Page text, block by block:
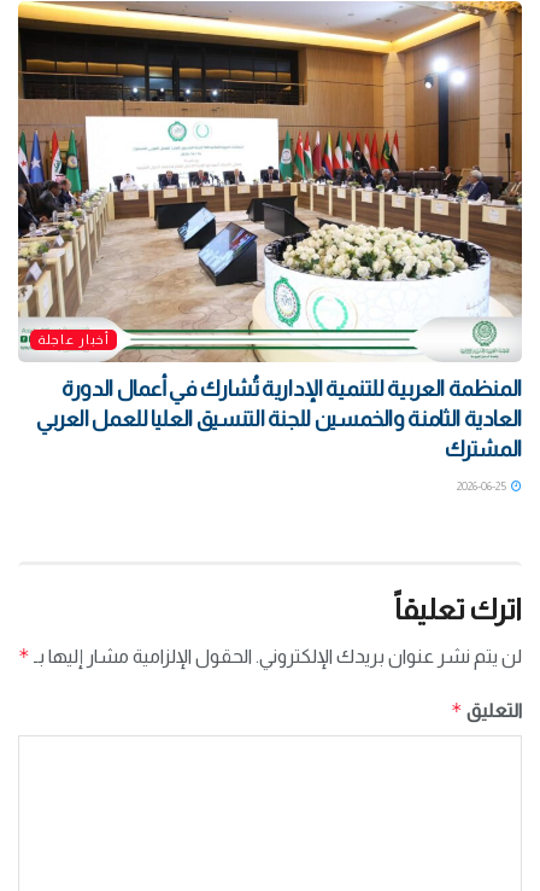
أخبار عاجلة
المنظمة العربية للتنمية الإدارية تُشارك في أعمال الدورة
العادية الثامنة والخمسين للجنة التنسيق العليا للعمل العربي
المشترك
اترك تعليقاً
لن يتم نشر عنوان بريدك الإلكتروني. الحقول الإلزامية مشار إليها بـ *
التعليق *